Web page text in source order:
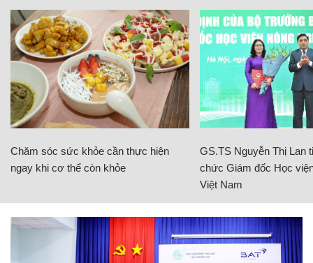
Chăm sóc sức khỏe cần thực hiện
ngay khi cơ thể còn khỏe
GS.TS Nguyễn Thị Lan
chức Giám đốc Học
Việt Nam